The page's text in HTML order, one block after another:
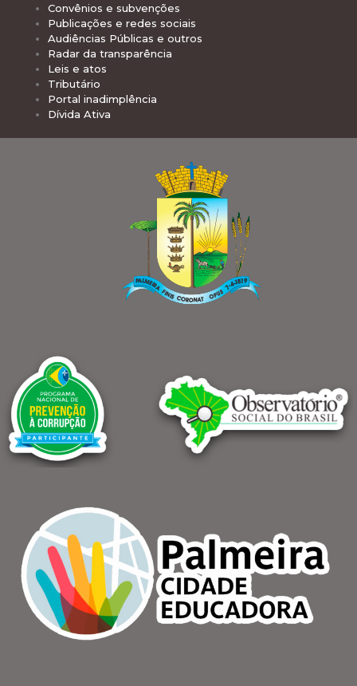
Convênios e subvenções
Publicações e redes sociais
Audiências Públicas e outros
Radar da transparência
Leis e atos
Tributário
Portal inadimplência
Dívida Ativa